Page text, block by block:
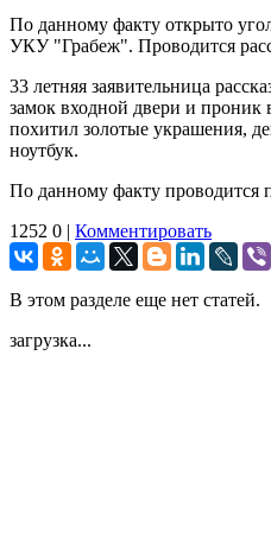
По данному факту открыто
УКУ "Грабеж". Проводится
33 летняя заявительница
замок входной двери и проник
похитил золотые украшения,
ноутбук.
По данному факту проводится
1252 0 | Комментировать
В этом разделе еще нет статей.
загрузка...